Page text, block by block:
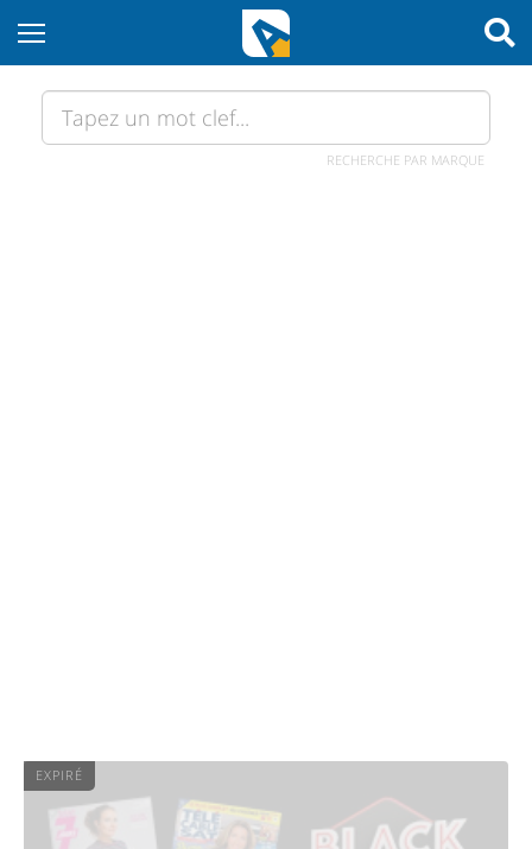
RECHERCHE PAR MARQUE
EXPIRÉ